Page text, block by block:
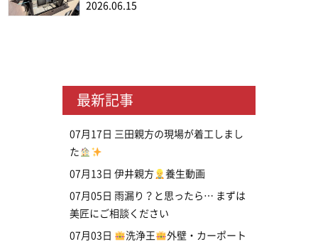
2026.06.15
最新記事
07月17日 三田親方の現場が着工しまし
た
07月13日 伊井親方 養生動画
07月05日 雨漏り？と思ったら… まずは
美匠にご相談ください
07月03日 洗浄王
外壁・カーポート